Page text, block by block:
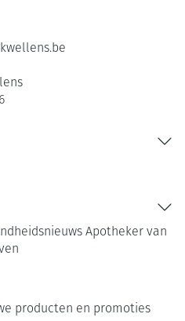
Apotheker van
producten en promoties